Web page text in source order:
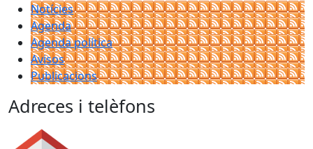
Notícies
Agenda
Agenda política
Avisos
Publicacions
Adreces i telèfons